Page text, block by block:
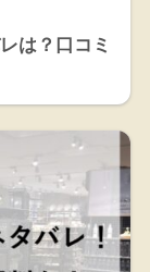
は？口コミ